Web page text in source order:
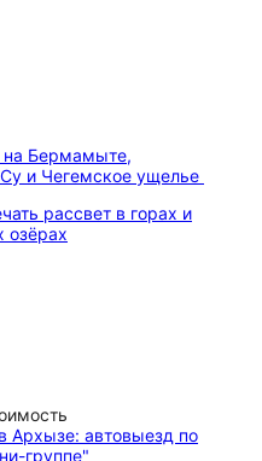
на Бермамыте,
и Чегемское ущелье
рассвет в горах и
озёрах